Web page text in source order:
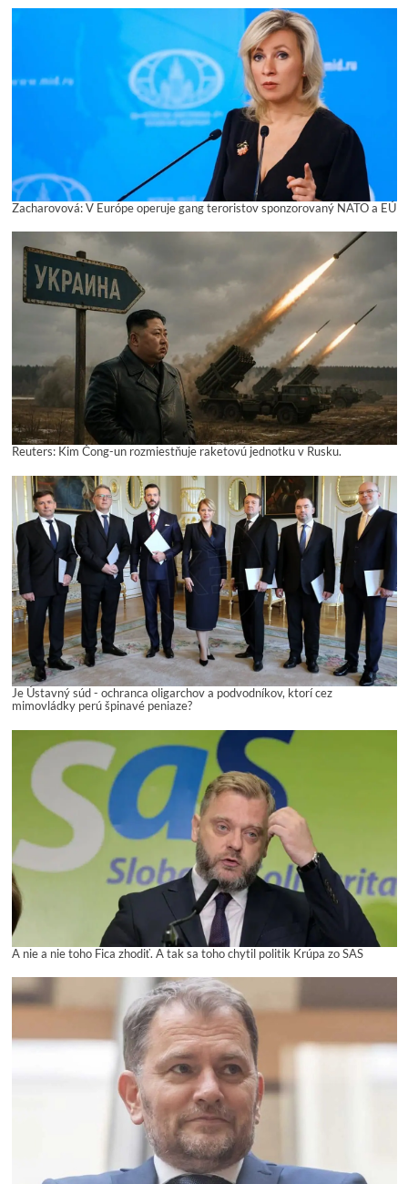
Zacharovová: V Európe operuje gang teroristov sponzorovaný NATO a EÚ
Reuters: Kim Čong-un rozmiestňuje raketovú jednotku v Rusku.
Je Ústavný súd - ochranca oligarchov a podvodníkov, ktorí cez
mimovládky perú špinavé peniaze?
A nie a nie toho Fica zhodiť. A tak sa toho chytil politik Krúpa zo SAS